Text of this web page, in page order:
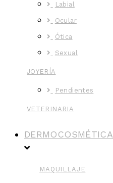
Labial
Ocular
Ótica
Sexual
JOYERÍA
Pendientes
VETERINARIA
DERMOCOSMÉTICA
MAQUILLAJE